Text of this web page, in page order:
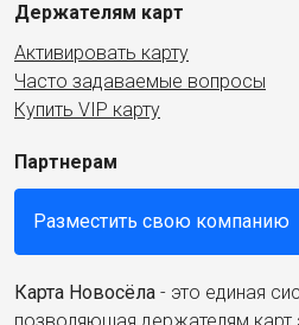
Держателям карт
Активировать карту
Часто задаваемые вопросы
Купить VIP карту
Партнерам
Разместить свою компанию
Карта Новосёла - это единая